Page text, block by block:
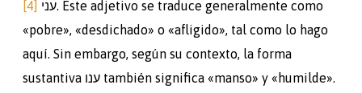
[4]
«pobre», «desdichado» o «afligido», tal como lo hago
aquí. Sin embargo, según su contexto, la forma
sustantiva ענו también significa «manso» y «humilde».